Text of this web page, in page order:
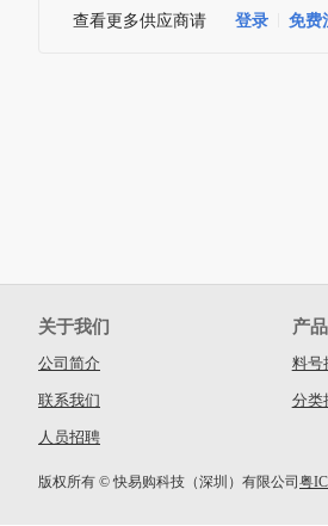
查看更多供应商请 登录 免费
关于我们
公司简介
联系我们
人员招聘
产
料号
分类
版权所有 © 快易购科技（深圳）有限公司 粤